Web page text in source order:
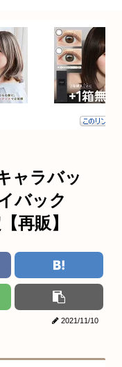
ャラバッ
バック
再販】
2021/11/10